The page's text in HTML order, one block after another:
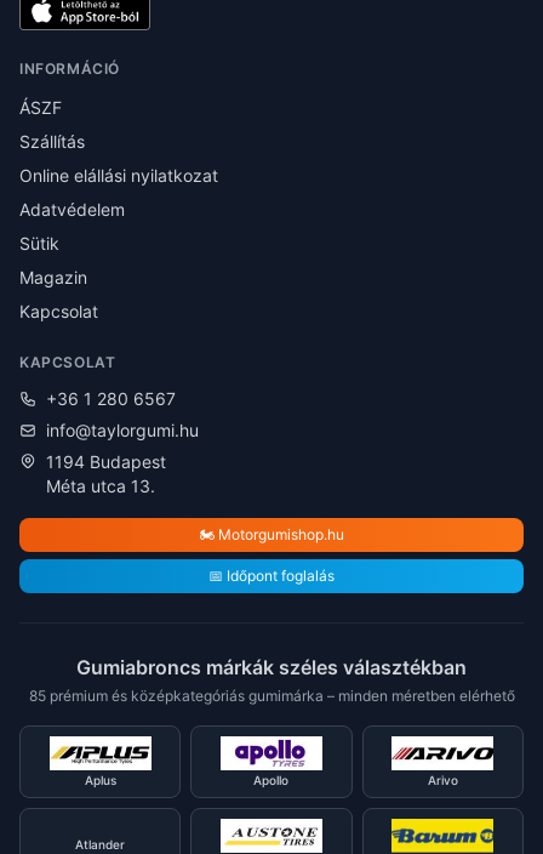
INFORMÁCIÓ
ÁSZF
Szállítás
Online elállási nyilatkozat
Adatvédelem
Sütik
Magazin
Kapcsolat
KAPCSOLAT
+36 1 280 6567
info@taylorgumi.hu
1194 Budapest
Méta utca 13.
🏍️ Motorgumishop.hu
📅 Időpont foglalás
Gumiabroncs márkák széles választékban
85 prémium és középkategóriás gumimárka – minden méretben elérhető
Aplus Apollo Arivo
Atlander